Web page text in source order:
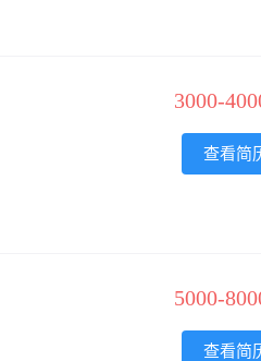
3000-
查看简
5000-
查看简